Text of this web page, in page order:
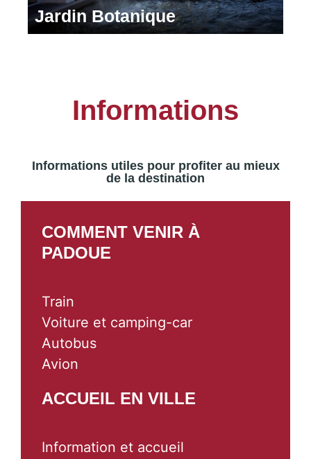
Jardin Botanique
Informations
Informations utiles pour profiter au mieux
de la destination
COMMENT VENIR À
PADOUE
Train
Voiture et camping-car
Autobus
Avion
ACCUEIL EN VILLE
Information et accueil